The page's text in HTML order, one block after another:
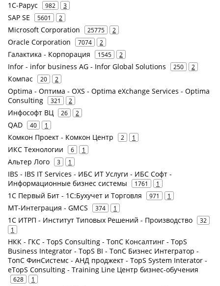
1С-Рарус 982 3
SAP SE 5601 2
Microsoft Corporation 25775 2
Oracle Corporation 7074 2
Галактика - Корпорация 1545 2
Infor - infor business AG - Infor Global Solutions 250 2
Компас 20 2
Optima - Оптима - OXS - Optima eXchange Services - Optima
Consulting
321 2
Инфософт ВЦ 26 2
QAD 40 1
Комкон Проект - Комкон Центр 2 1
ИКС Технологии 6 1
Альтер Лого 3 1
IBS - IBS IT Services - ИБС ИТ Услуги - ИБС Софт -
Информационные бизнес системы
1761 1
1С Первый Бит - 1С:Бухучет и Торговля 971 1
МТ-Интеграция - GMCS 374 1
1С ИТРП - Институт Типовых Решений - Производство
32
1
НКК - ГКС - TopS Consulting - ТопС Консалтинг - TopS
Business Integrator - TopS BI - ТопС Бизнес Интегратор -
ТопС ФинСистемс - АНД проджект - TopS System Interator -
eTopS Consulting - Training Line Центр бизнес-обучения
628 1